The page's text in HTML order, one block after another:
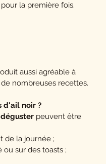
la première fois.
aussi agréable à
nombreuses recettes.
d'ail noir ?
peuvent être
de la journée ;
sur des toasts ;